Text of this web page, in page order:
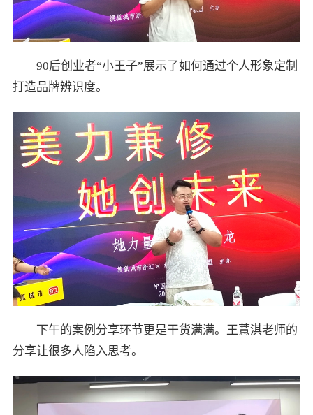
90后创业者“小王子”展示了如何通过个人形象定制
打造品牌辨识度。
下午的案例分享环节更是干货满满。王薏淇老师的
分享让很多人陷入思考。